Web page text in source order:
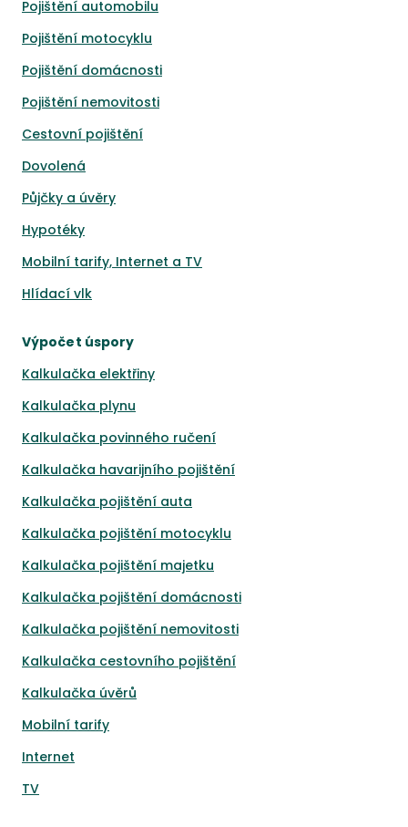
Pojištění automobilu
Pojištění motocyklu
Pojištění domácnosti
Pojištění nemovitosti
Cestovní pojištění
Dovolená
Půjčky a úvěry
Hypotéky
Mobilní tarify, Internet a TV
Hlídací vlk
Výpočet úspory
Kalkulačka elektřiny
Kalkulačka plynu
Kalkulačka povinného ručení
Kalkulačka havarijního pojištění
Kalkulačka pojištění auta
Kalkulačka pojištění motocyklu
Kalkulačka pojištění majetku
Kalkulačka pojištění domácnosti
Kalkulačka pojištění nemovitosti
Kalkulačka cestovního pojištění
Kalkulačka úvěrů
Mobilní tarify
Internet
TV